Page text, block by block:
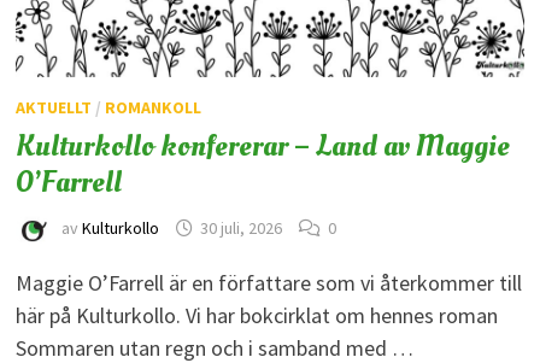
AKTUELLT / ROMANKOLL
Kulturkollo konfererar – Land av Maggie
O’Farrell
av Kulturkollo 30 juli, 2026 0
Maggie O’Farrell är en författare som vi återkommer till
här på Kulturkollo. Vi har bokcirklat om hennes roman
Sommaren utan regn och i samband med …